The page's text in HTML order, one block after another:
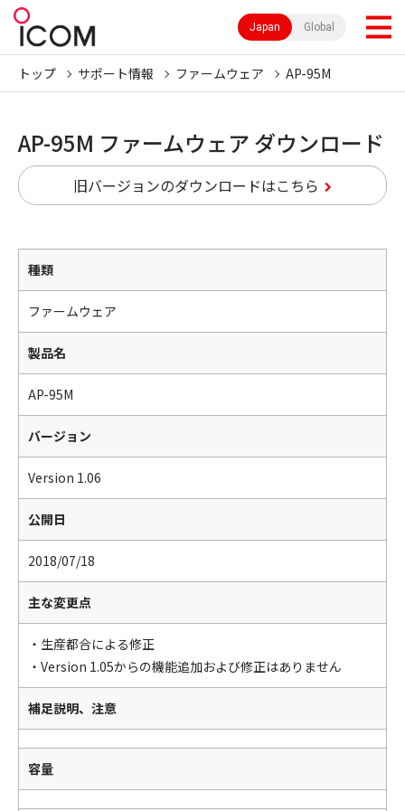
Japan Global
トップ サポート情報 ファームウェア AP-95M
AP-95M ファームウェア ダウンロード
旧バージョンのダウンロードはこちら
種類
ファームウェア
製品名
AP-95M
バージョン
Version 1.06
公開日
2018/07/18
主な変更点
・生産都合による修正
・Version 1.05からの機能追加および修正はありません
補足説明、注意
容量